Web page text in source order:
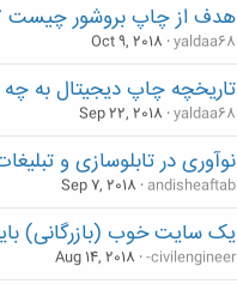
هدف از چاپ بروشور چیست
yaldaa68
Oct 9, 2018
تاریخچه چاپ دیجیتال به چه
yaldaa68
Sep 22, 2018
نوآوری در تابلوسازی و
andisheaftab
Sep 7, 2018
یک سایت خوب (بازرگانی)
-civilengineer
Aug 14, 2018